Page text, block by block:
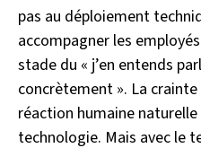
pas au déploiement
accompagner les
stade du « j’en entends
concrètement ». La
réaction humaine
technologie. Mais avec le